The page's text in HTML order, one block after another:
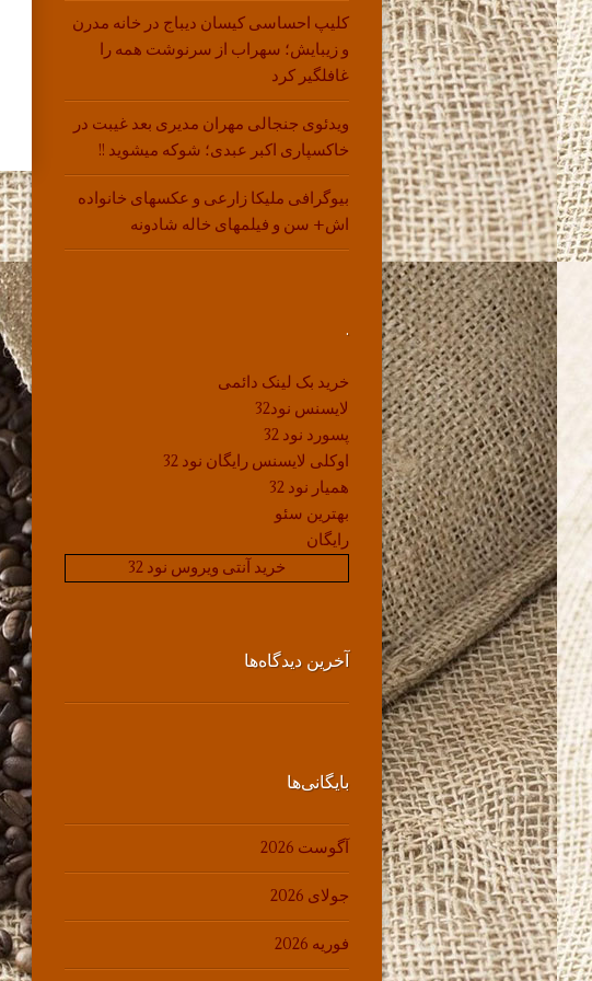
کلیپ احساسی کیسان دیباج در خانه مدرن
و زیبایش؛ سهراب از سرنوشت همه را
غافلگیر کرد
ویدئوی جنجالی مهران مدیری بعد غیبت در
خاکسپاری اکبر عبدی؛ شوکه میشوید !!
بیوگرافی ملیکا زارعی و عکسهای خانواده
اش+ سن و فیلمهای خاله شادونه
.
خرید بک لینک دائمی
لایسنس نود32
پسورد نود 32
اوکلی لایسنس رایگان نود 32
همیار نود 32
بهترین سئو
رایگان
خرید آنتی ویروس نود 32
آخرین دیدگاه‌ها
بایگانی‌ها
آگوست 2026
جولای 2026
فوریه 2026